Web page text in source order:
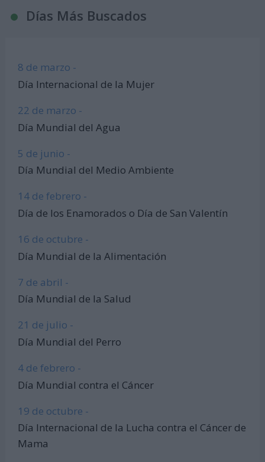
Días Más Buscados
8 de marzo -
Día Internacional de la Mujer
22 de marzo -
Día Mundial del Agua
5 de junio -
Día Mundial del Medio Ambiente
14 de febrero -
Día de los Enamorados o Día de San Valentín
16 de octubre -
Día Mundial de la Alimentación
7 de abril -
Día Mundial de la Salud
21 de julio -
Día Mundial del Perro
4 de febrero -
Día Mundial contra el Cáncer
19 de octubre -
Día Internacional de la Lucha contra el Cáncer de
Mama